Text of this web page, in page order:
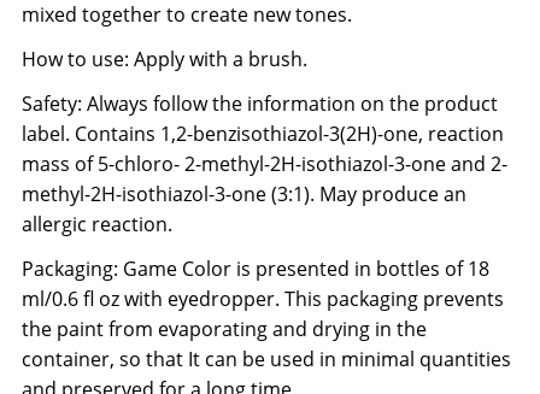
mixed together to create new tones.
How to use: Apply with a brush.
Safety: Always follow the information on the product
label. Contains 1,2-benzisothiazol-3(2H)-one, reaction
mass of 5-chloro- 2-methyl-2H-isothiazol-3-one and 2-
methyl-2H-isothiazol-3-one (3:1). May produce an
allergic reaction.
Packaging: Game Color is presented in bottles of 18
ml/0.6 fl oz with eyedropper. This packaging prevents
the paint from evaporating and drying in the
container, so that It can be used in minimal quantities